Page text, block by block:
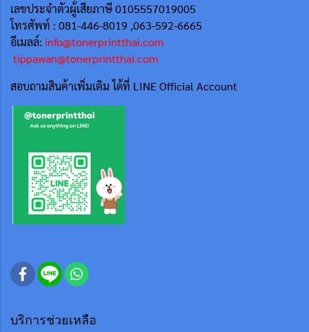
เลขประจำตัวผู้เสียภาษี 0105557019005
โทรศัพท์ : 081-446-8019 ,063-592-6665
อีเมลล์: info@tonerprintthai.com
tippawan@tonerprintthai.com
สอบถามสินค้าเพิ่มเติม ได้ที่ LINE Official Account
บริการช่วยเหลือ